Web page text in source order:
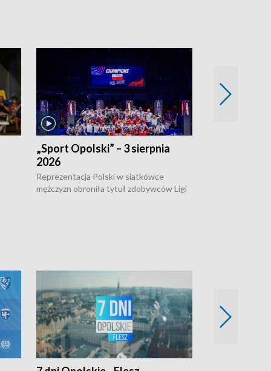
„Sport Opolski” – 3 sierpnia
2026
Reprezentacja Polski w siatkówce
mężczyzn obroniła tytuł zdobywców Ligi